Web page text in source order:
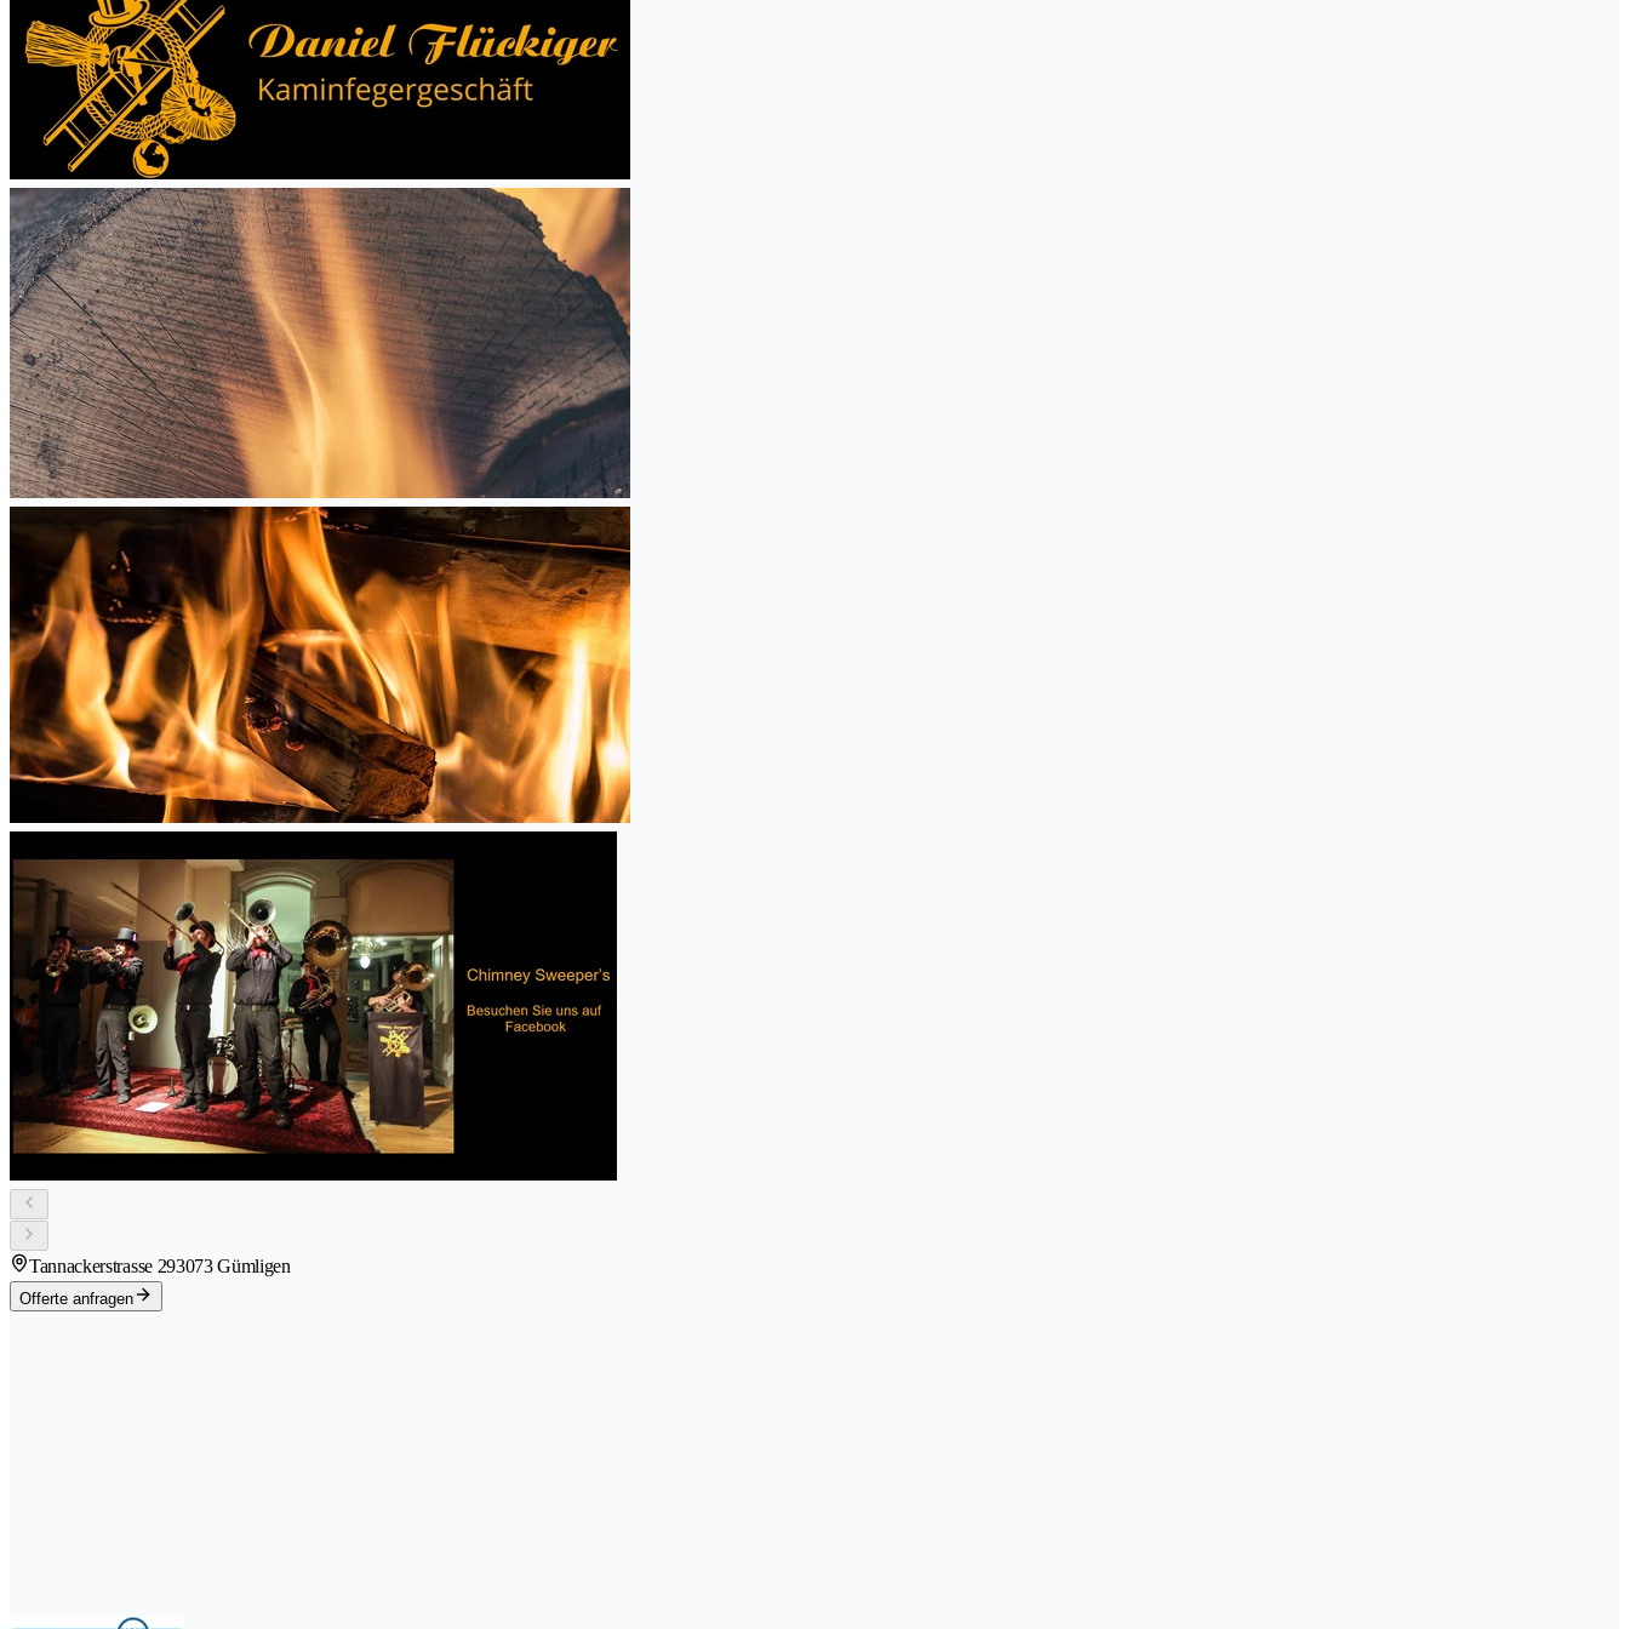
Tannackerstrasse 293073 Gümligen
Offerte anfragen